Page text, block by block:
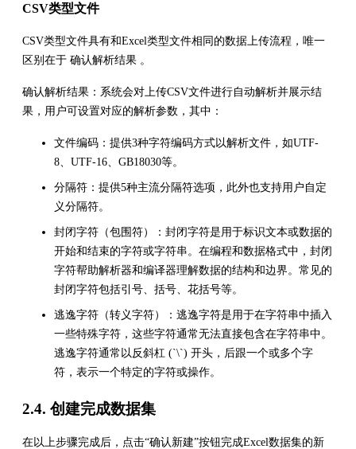
CSV类型文件
CSV类型文件具有和Excel类型文件相同的数据上传流程，唯一
区别在于 确认解析结果 。
确认解析结果：系统会对上传CSV文件进行自动解析并展示结
果，用户可设置对应的解析参数，其中：
文件编码：提供3种字符编码方式以解析文件，如UTF-
8、UTF-16、GB18030等。
分隔符：提供5种主流分隔符选项，此外也支持用户自定
义分隔符。
封闭字符（包围符）：封闭字符是用于标识文本或数据的
开始和结束的字符或字符串。在编程和数据格式中，封闭
字符帮助解析器和编译器理解数据的结构和边界。常见的
封闭字符包括引号、括号、花括号等。
逃逸字符（转义字符）：逃逸字符是用于在字符串中插入
一些特殊字符，这些字符通常无法直接包含在字符串中。
逃逸字符通常以反斜杠 (`\`) 开头，后跟一个或多个字
符，表示一个特定的字符或操作。
2.4. 创建完成数据集
在以上步骤完成后，点击“确认新建”按钮完成Excel数据集的新